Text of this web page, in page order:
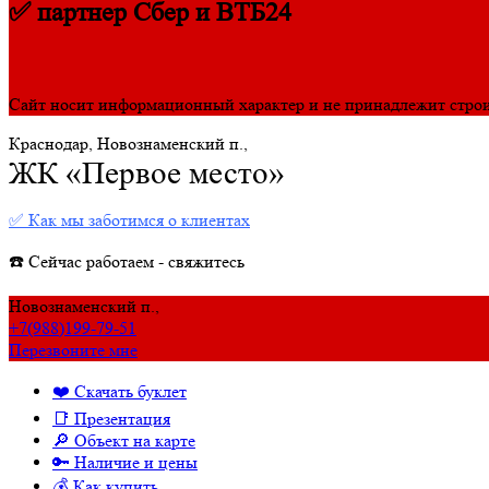
✅ партнер Сбер и ВТБ24
Сайт носит информационный характер и не принадлежит
Краснодар, Новознаменский п.,
ЖК «Первое место»
✅ Как мы заботимся о клиентах
☎️ Сейчас работаем - свяжитесь
Новознаменский п.,
+7(988)199-79-51
Перезвоните мне
❤️ Скачать буклет
📑 Презентация
🔎 Объект на карте
🔑 Наличие и цены